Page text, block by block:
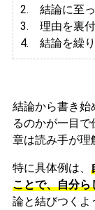
2. 結論に至
3. 理由を裏
4. 結論を繰
結論から書き始
るのかが一目
章は読み手が理
特に具体例は、
ことで、自分ら
論と結びつくよ